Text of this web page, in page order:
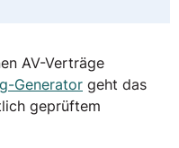
AV-Verträge
Generator geht das
geprüftem